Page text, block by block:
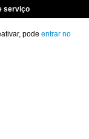
serviço
pode entrar no